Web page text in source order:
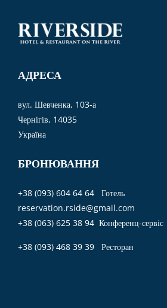
АДРЕСА
вул. Шевченка, 103-а
Чернігів, 14035
Україна
БРОНЮВАННЯ
+38 (093) 604 64 64 Готель
reservation.rside@gmail.com
+38 (063) 625 38 94 Конференц-сервіс
+38 (093) 468 39 39 Ресторан